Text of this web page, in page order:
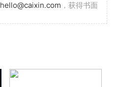
hello@caixin.com ，获得书面